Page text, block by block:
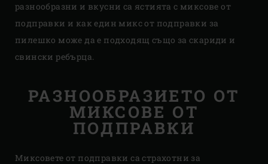
разнообразни и вкусни са ястията с миксове от
подправки и как един микс от подправки за
пилешко може да е подходящ също за скариди и
свински ребърца.
РАЗНООБРАЗИЕТО ОТ
МИКСОВЕ ОТ
ПОДПРАВКИ
Миксовете от подправки са страхотни за